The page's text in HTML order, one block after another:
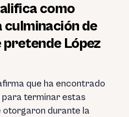
como
de
López
que ha encontrado
para terminar estas
otorgaron durante la